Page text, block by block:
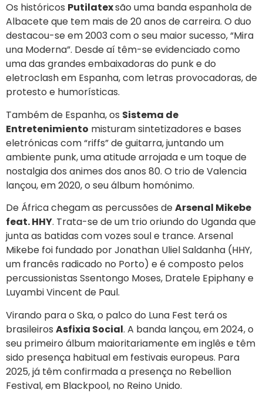
Os históricos Putilatexsão uma banda espanhola de
Albacete que tem mais de 20 anos de carreira. O duo
destacou-se em 2003 com o seu maior sucesso, “Mira
una Moderna”. Desde aí têm-se evidenciado como
uma das grandes embaixadoras do punk e do
eletroclash em Espanha, com letras provocadoras, de
protesto e humorísticas.
Também de Espanha, os Sistema de
Entretenimiento misturam sintetizadores e bases
eletrónicas com “riffs” de guitarra, juntando um
ambiente punk, uma atitude arrojada e um toque de
nostalgia dos animes dos anos 80. O trio de Valencia
lançou, em 2020, o seu álbum homónimo.
De África chegam as percussões deArsenal Mikebe
feat. HHY. Trata-se de um trio oriundo do Uganda que
junta as batidas com vozes soul e trance. Arsenal
Mikebe foi fundado por Jonathan Uliel Saldanha (HHY,
um francês radicado no Porto) e é composto pelos
percussionistas Ssentongo Moses, Dratele Epiphany e
Luyambi Vincent de Paul.
Virando para o Ska, o palco do Luna Fest terá os
brasileiros Asfixia Social. A banda lançou, em 2024, o
seu primeiro álbum maioritariamente em inglês e têm
sido presença habitual em festivais europeus. Para
2025, já têm confirmada a presença no Rebellion
Festival, em Blackpool, no Reino Unido.